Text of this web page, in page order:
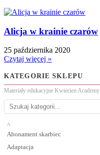
Alicja w krainie czarów
25 października 2020
Czytaj więcej »
KATEGORIE SKLEPU
Materiały edukacyjne Kwiecien Academy
A
Abonament skarbiec
Adaptacja